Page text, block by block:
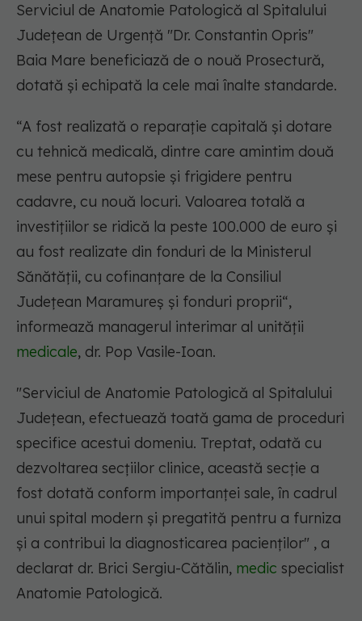
Serviciul de Anatomie Patologică al Spitalului
Județean de Urgență "Dr. Constantin Opris"
Baia Mare beneficiază de o nouă Prosectură,
dotată și echipată la cele mai înalte standarde.
“A fost realizată o reparație capitală și dotare
cu tehnică medicală, dintre care amintim două
mese pentru autopsie și frigidere pentru
cadavre, cu nouă locuri. Valoarea totală a
investițiilor se ridică la peste 100.000 de euro și
au fost realizate din fonduri de la Ministerul
Sănătății, cu cofinanțare de la Consiliul
Județean Maramureș și fonduri proprii“,
informează managerul interimar al unității
medicale, dr. Pop Vasile-Ioan.
"Serviciul de Anatomie Patologică al Spitalului
Județean, efectuează toată gama de proceduri
specifice acestui domeniu. Treptat, odată cu
dezvoltarea secțiilor clinice, această secție a
fost dotată conform importanței sale, în cadrul
unui spital modern și pregatită pentru a furniza
și a contribui la diagnosticarea pacienților" , a
declarat dr. Brici Sergiu-Cătălin, medic specialist
Anatomie Patologică.